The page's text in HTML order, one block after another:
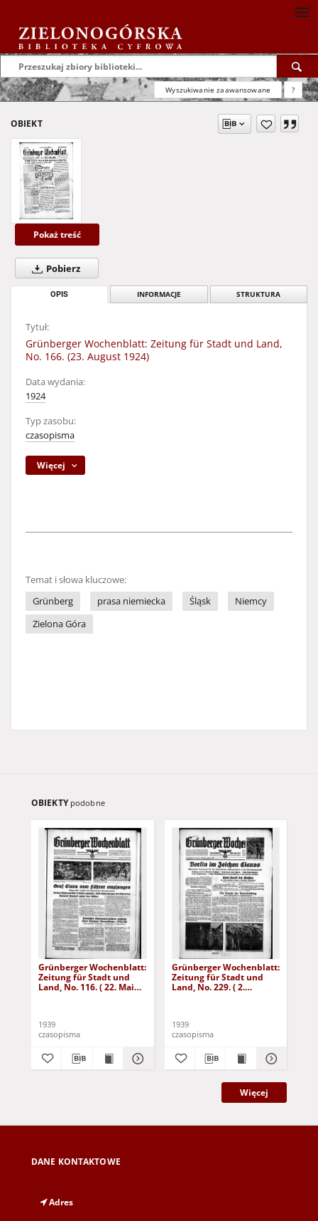
Wyszukiwanie zaawansowane ?
OBIEKT
Pokaż treść
Pobierz
OPIS INFORMACJE STRUKTURA
Tytuł:
Grünberger Wochenblatt: Zeitung für Stadt und Land,
No. 166. (23. August 1924)
Data wydania:
1924
Typ zasobu:
czasopisma
Więcej
Temat i słowa kluczowe:
Grünberg
prasa niemiecka Śląsk
Niemcy
Zielona Góra
OBIEKTY podobne
Grünberger Wochenblatt:
Zeitung für Stadt und
Land, No. 116. ( 22. Mai
1939
czasopisma
Grünberger Wochenblatt:
Zeitung für Stadt und
Land, No. 229. ( 2.
1939
czasopisma
Więcej
DANE KONTAKTOWE
Adres